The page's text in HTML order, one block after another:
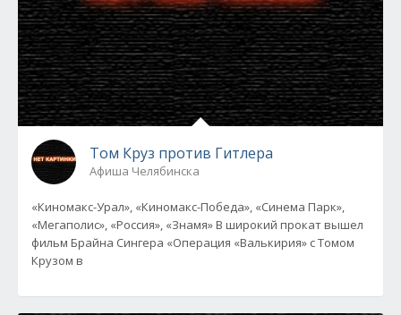
Том Круз против Гитлера
Афиша Челябинска
«Киномакс-Урал», «Киномакс-Победа», «Синема Парк»,
«Мегаполис», «Россия», «Знамя» В широкий прокат вышел
фильм Брайна Сингера «Операция «Валькирия» с Томом
Крузом в